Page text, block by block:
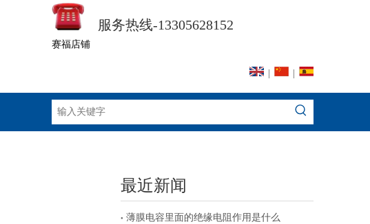
服务热线-13305628152
赛福店铺
最近新闻
薄膜电容里面的绝缘电阻作用是什么